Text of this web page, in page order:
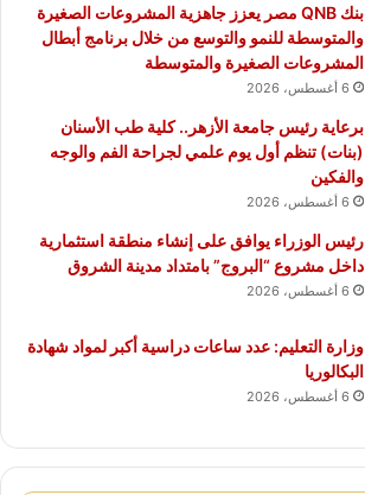
بنك QNB مصر يعزز جاهزية المشروعات الصغيرة
والمتوسطة للنمو والتوسع من خلال برنامج أبطال
المشروعات الصغيرة والمتوسطة
6 أغسطس، 2026
برعاية رئيس جامعة الأزهر.. كلية طب الأسنان
(بنات) تنظم أول يوم علمي لجراحة الفم والوجه
والفكين
6 أغسطس، 2026
رئيس الوزراء يوافق على إنشاء منطقة استثمارية
داخل مشروع “البروج” بامتداد مدينة الشروق
6 أغسطس، 2026
وزارة التعليم: عدد ساعات دراسية أكبر لمواد شهادة
البكالوريا
6 أغسطس، 2026